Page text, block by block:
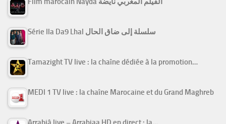
Série Ila Da9 Lhal سلسلة إلى ضاق الحال
Tamazight TV live : la chaîne dédiée à la promotion…
MEDI 1 TV live : la chaîne Marocaine et du Grand Maghreb